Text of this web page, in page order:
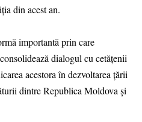
din acest an.
importantă prin care
dialogul cu cetățenii
acestora în dezvoltarea țării
dintre Republica Moldova și